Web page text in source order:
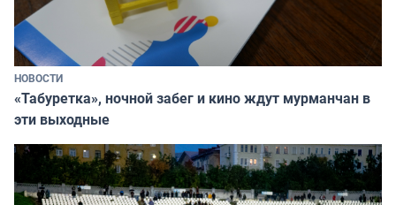
НОВОСТИ
«Табуретка», ночной забег и кино ждут мурманчан в
эти выходные